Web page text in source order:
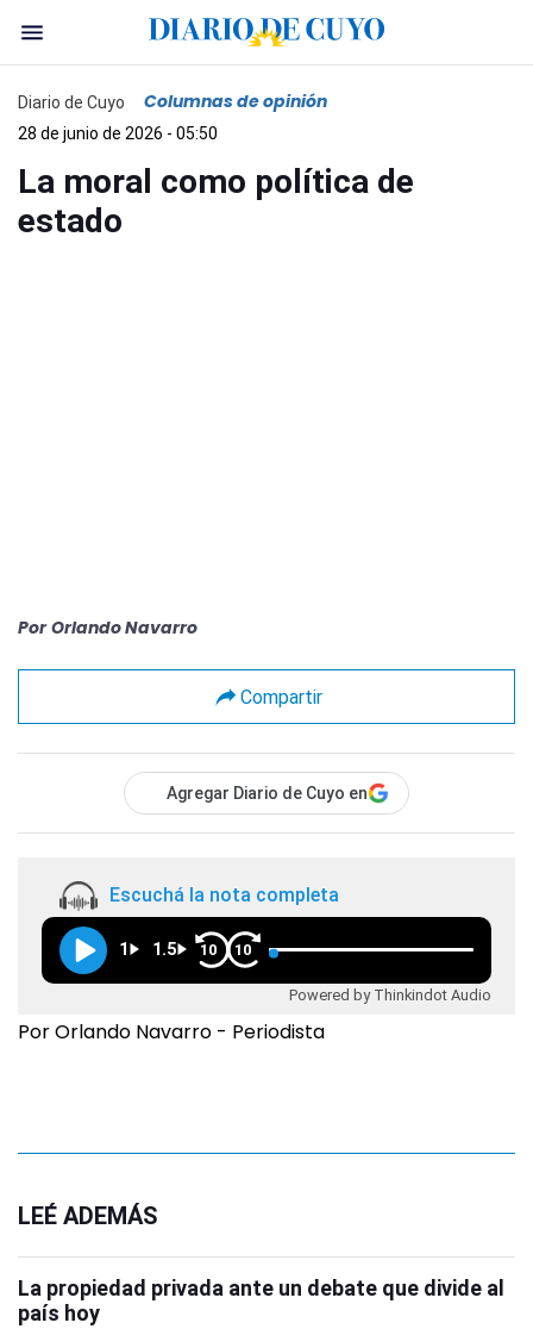
Diario de Cuyo Columnas de opinión
28 de junio de 2026 - 05:50
La moral como política de
estado
Por Orlando Navarro
Compartir
Agregar Diario de Cuyo en
Escuchá la nota completa
1 1.5 10 10
Powered by Thinkindot Audio
Por Orlando Navarro - Periodista
LEÉ ADEMÁS
La propiedad privada ante un debate que divide al
país hoy